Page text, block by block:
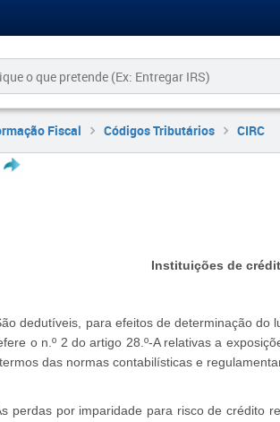
Fiscal Códigos Tributários CIRC
Instituições de
dedutíveis, para efeitos de determinação do
o n.º 2 do artigo 28.º-A relativas a
das normas contabilísticas e
perdas por imparidade para risco de crédito